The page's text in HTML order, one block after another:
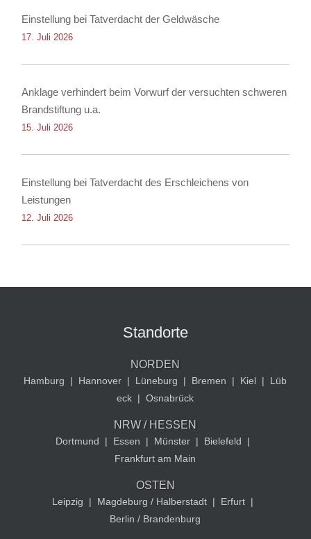
Einstellung bei Tatverdacht der Geldwäsche
17. Juli 2026
Anklage verhindert beim Vorwurf der versuchten schweren
Brandstiftung u.a.
15. Juli 2026
Einstellung bei Tatverdacht des Erschleichens von
Leistungen
12. Juli 2026
Standorte
NORDEN
Hamburg | Hannover | Lüneburg | Bremen | Kiel |
Lüb
eck | Osnabrück
NRW / HESSEN
Dortmund | Essen | Münster | Bielefeld
|
Frankfurt am Main
OSTEN
Leipzig | Magdeburg / Halberstadt | Erfurt |
Berlin / Brandenburg